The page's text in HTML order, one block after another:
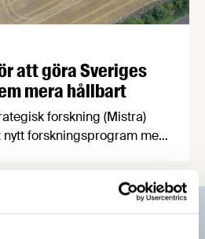
att göra Sveriges
mera hållbart
forskning (Mistra)
forskningsprogram med
Food Futures.
samordnas av SLU i
RISE,
vårt nyhetsbrev